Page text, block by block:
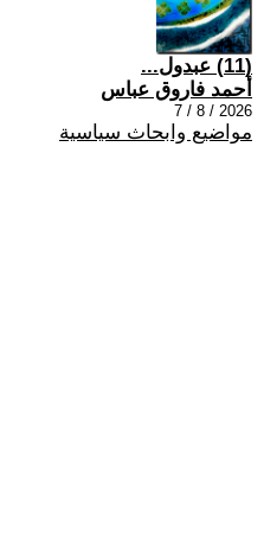
(11) عبدول...
أحمد فاروق عباس
2026 / 8 / 7
مواضيع وابحاث سياسية